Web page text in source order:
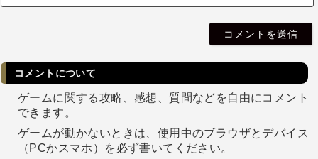
コメントについて
ゲームに関する攻略、感想、質問などを自由にコメント
できます。
ゲームが動かないときは、使用中のブラウザとデバイス
（PCかスマホ）を必ず書いてください。